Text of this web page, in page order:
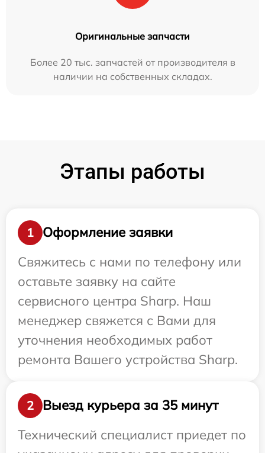
Оригинальные запчасти
Более 20 тыс. запчастей от производителя в
наличии на собственных складах.
Этапы работы
1
Оформление заявки
Свяжитесь с нами по телефону или
оставьте заявку на сайте
сервисного центра Sharp. Наш
менеджер свяжется с Вами для
уточнения необходимых работ
ремонта Вашего устройства Sharp.
2
Выезд курьера за 35 минут
Технический специалист приедет по